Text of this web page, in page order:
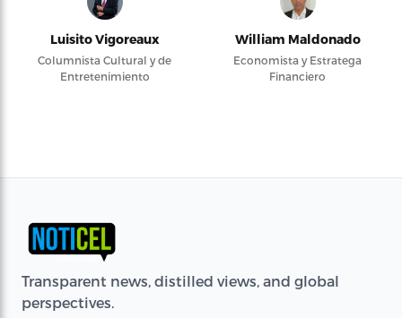
Luisito Vigoreaux
Columnista Cultural y de
Entretenimiento
William Maldonado
Economista y Estratega
Financiero
Transparent news, distilled views, and global
perspectives.